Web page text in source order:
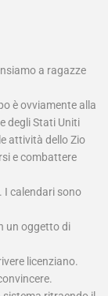
a ragazze
è ovviamente alla
degli Stati Uniti
attività dello Zio
e combattere
I calendari sono
un oggetto di
licenziano.